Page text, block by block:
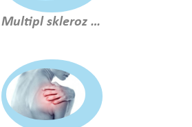
Multipl skleroz (ms) tedavisi